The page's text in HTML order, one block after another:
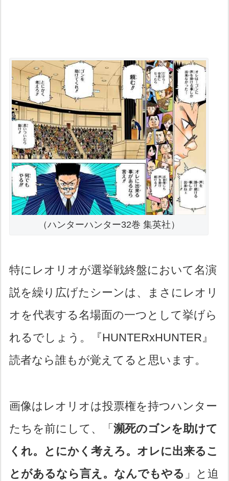
（ハンターハンター32巻 集英社）
特にレオリオが選挙戦終盤において名演
説を繰り広げたシーンは、まさにレオリ
オを代表する名場面の一つとして挙げら
れるでしょう。『HUNTERxHUNTER』
読者なら誰もが覚えてると思います。
画像はレオリオは投票権を持つハンター
たちを前にして、「瀕死のゴンを助けて
くれ。とにかく考えろ。オレに出来るこ
とがあるなら言え。なんでもやる 」と迫